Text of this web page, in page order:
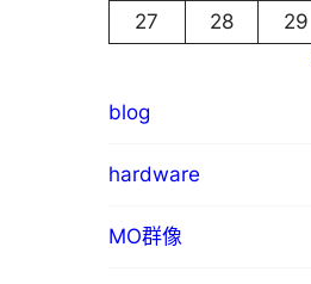
27
28 29
blog
hardware
MO群像